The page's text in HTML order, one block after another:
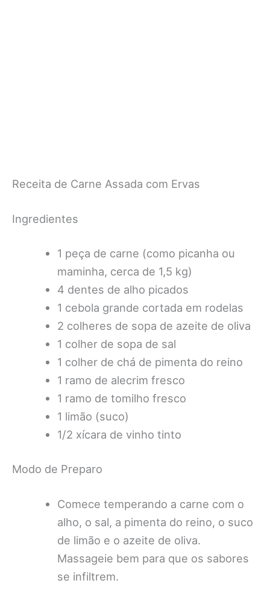
Receita de Carne Assada com Ervas
Ingredientes
1 peça de carne (como picanha ou
maminha, cerca de 1,5 kg)
4 dentes de alho picados
1 cebola grande cortada em rodelas
2 colheres de sopa de azeite de oliva
1 colher de sopa de sal
1 colher de chá de pimenta do reino
1 ramo de alecrim fresco
1 ramo de tomilho fresco
1 limão (suco)
1/2 xícara de vinho tinto
Modo de Preparo
Comece temperando a carne com o
alho, o sal, a pimenta do reino, o suco
de limão e o azeite de oliva.
Massageie bem para que os sabores
se infiltrem.